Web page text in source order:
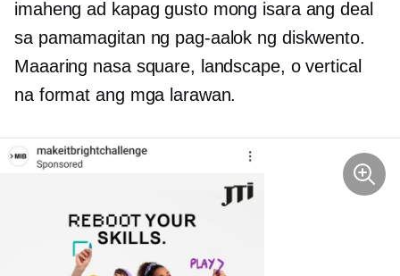
imaheng ad kapag gusto mong isara ang deal
sa pamamagitan ng pag-aalok ng diskwento.
Maaaring nasa square, landscape, o vertical
na format ang mga larawan.